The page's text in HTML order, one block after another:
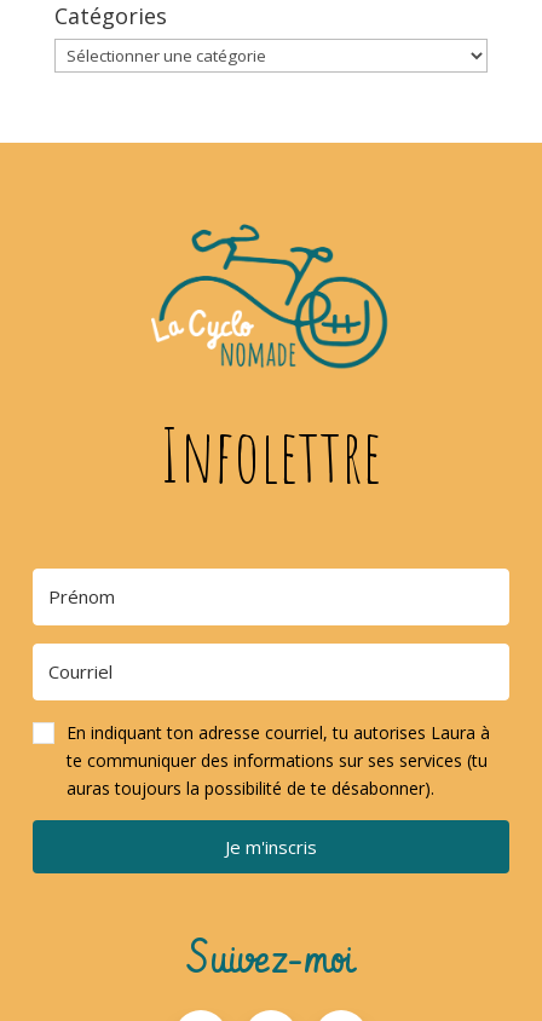
Catégories
Catégories
Infolettre
En indiquant ton adresse courriel, tu autorises Laura à
te communiquer des informations sur ses services (tu
auras toujours la possibilité de te désabonner).
Je m'inscris
Suivez-moi